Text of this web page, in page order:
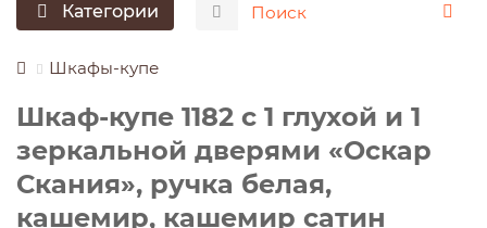
Категории
Шкафы-купе
Шкаф-купе 1182 с 1 глухой и 1
зеркальной дверями «Оскар
Скания», ручка белая,
кашемир, кашемир сатин